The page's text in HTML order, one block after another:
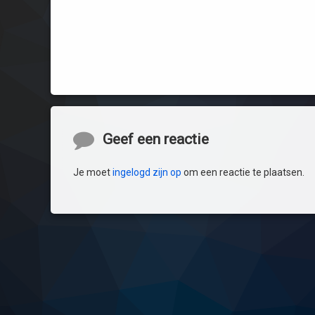
ReactiesGeef een reactie
Je moetingelogd zijn op om een reactie te plaatsen.